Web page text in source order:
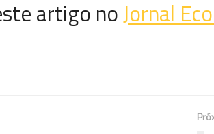
artigo noJornal